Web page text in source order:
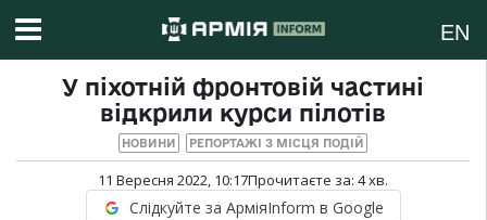
EN
У піхотній фронтовій частині
відкрили курси пілотів
НОВИНИ РЕПОРТАЖІ З МІСЦЯ ПОДІЙ
11 Вересня 2022, 10:17Прочитаєте за: 4хв.
Слідкуйте за АрміяInform в Google